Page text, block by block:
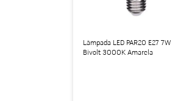
Lâmpada LED PAR20 E27 7W
Bivolt 3000K Amarela